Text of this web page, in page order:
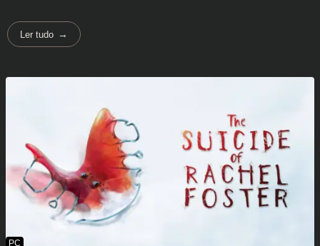
Ler tudo